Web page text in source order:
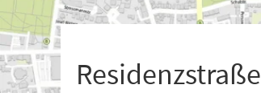
Residenzstraße